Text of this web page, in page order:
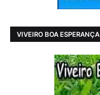
VIVEIRO BOA ESPERANÇA